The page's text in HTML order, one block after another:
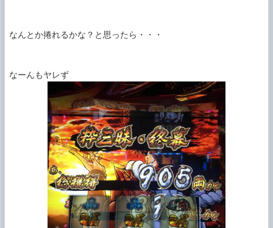
なんとか捲れるかな？と思ったら・・・